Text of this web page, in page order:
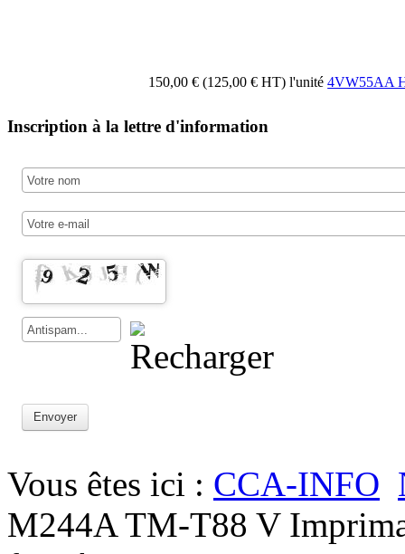
150,00 € (125,00 € HT)l'unité 4VW55AA
Inscription à la lettre d'information
Envoyer
Vous êtes ici : CCA-INFO
M244A TM-T88 V